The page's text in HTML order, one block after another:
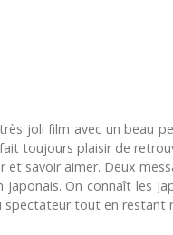
joli film avec un beau
toujours plaisir de
et savoir aimer. Deux
On connaît les
spectateur tout en restant